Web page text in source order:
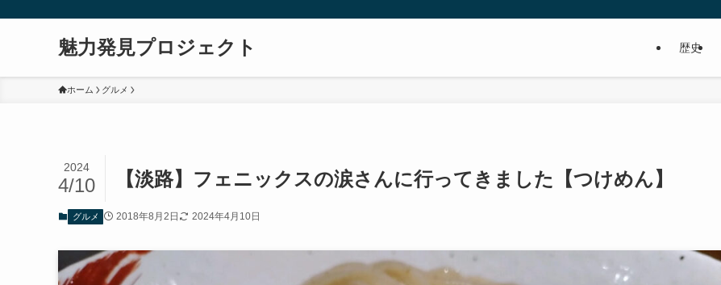
魅力発見プロジェクト 歴史
ホーム グルメ
【淡路】フェニックスの涙さんに行ってきました【つけめん】
2024
4/10
グルメ 2018年8月2日 2024年4月10日